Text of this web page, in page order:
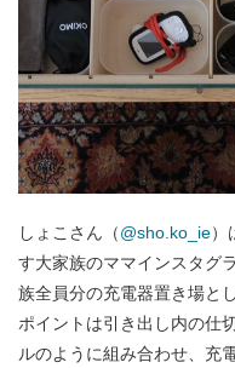
しょこさん（@sho.ko_ie）
す大家族のママインスタグ
族全員分の充電器置き場と
ポイントは引き出し内の仕
ルのように組み合わせ、充